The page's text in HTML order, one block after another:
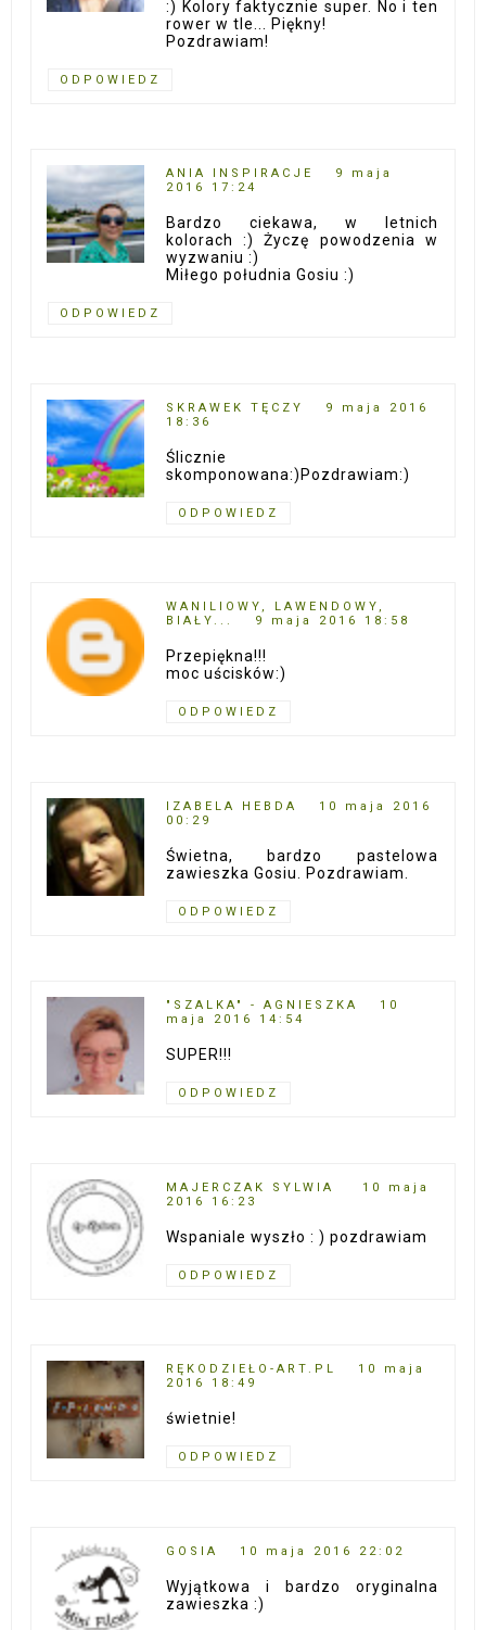
:) Kolory faktycznie super. No i ten
rower w tle... Piękny!
Pozdrawiam!
ODPOWIEDZ
ANIA INSPIRACJE
9 maja
2016 17:24
Bardzo ciekawa, w letnich
kolorach :) Życzę powodzenia w
wyzwaniu :)
Miłego południa Gosiu :)
ODPOWIEDZ
SKRAWEK TĘCZY
9 maja 2016
18:36
Ślicznie
skomponowana:)Pozdrawiam:)
ODPOWIEDZ
WANILIOWY, LAWENDOWY,
BIAŁY...
9 maja 2016 18:58
Przepiękna!!!
moc uścisków:)
ODPOWIEDZ
IZABELA HEBDA
10 maja 2016
00:29
Świetna, bardzo pastelowa
zawieszka Gosiu. Pozdrawiam.
ODPOWIEDZ
"SZALKA" - AGNIESZKA
10
maja 2016 14:54
SUPER!!!
ODPOWIEDZ
MAJERCZAK SYLWIA
10 maja
2016 16:23
Wspaniale wyszło : ) pozdrawiam
ODPOWIEDZ
RĘKODZIEŁO-ART.PL
10 maja
2016 18:49
świetnie!
ODPOWIEDZ
GOSIA 10 maja 2016 22:02
Wyjątkowa i bardzo oryginalna
zawieszka :)